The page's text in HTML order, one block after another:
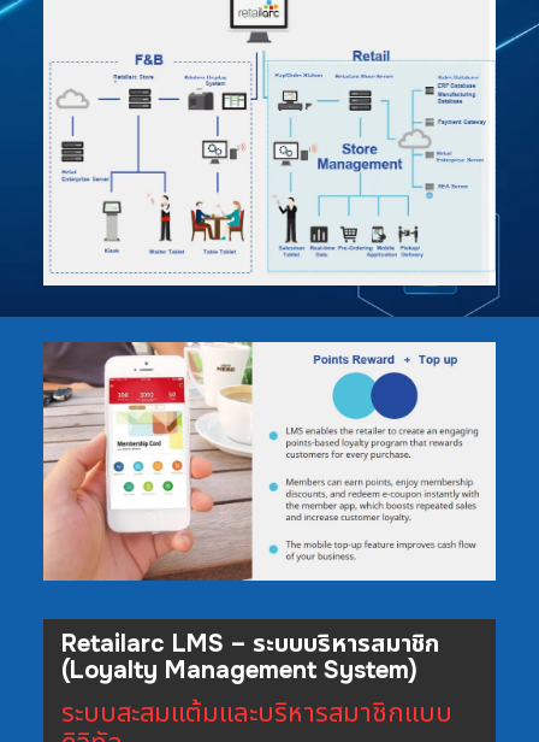
Retailarc LMS – ระบบบริหารสมาชิก
(Loyalty Management System)
ระบบสะสมแต้มและบริหารสมาชิกแบบ